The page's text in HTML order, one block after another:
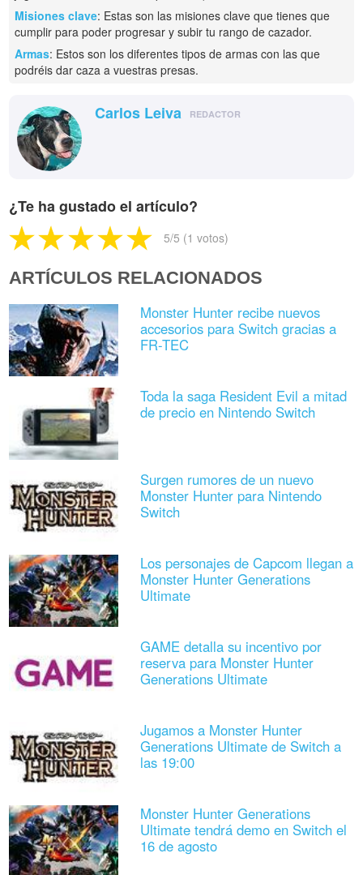
Misiones clave: Estas son las misiones clave que tienes que
cumplir para poder progresar y subir tu rango de cazador.
Armas: Estos son los diferentes tipos de armas con las que
podréis dar caza a vuestras presas.
Carlos Leiva REDACTOR
¿Te ha gustado el artículo?
5/5 (1 votos)
ARTÍCULOS RELACIONADOS
Monster Hunter recibe nuevos
accesorios para Switch gracias a
FR-TEC
Toda la saga Resident Evil a mitad
de precio en Nintendo Switch
Surgen rumores de un nuevo
Monster Hunter para Nintendo
Switch
Los personajes de Capcom llegan a
Monster Hunter Generations
Ultimate
GAME detalla su incentivo por
reserva para Monster Hunter
Generations Ultimate
Jugamos a Monster Hunter
Generations Ultimate de Switch a
las 19:00
Monster Hunter Generations
Ultimate tendrá demo en Switch el
16 de agosto